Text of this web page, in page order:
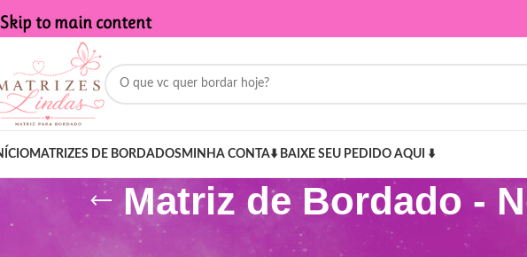
Skip to main content
MATRIZES DE BORDADOSMINHA CONTA⬇️ BAIXE SEU PEDIDO AQUI ⬇️
Matriz de Bordado -
Produtos marcados com a tag “Matriz de Bordado - Nome Karina Fundo do Mar”